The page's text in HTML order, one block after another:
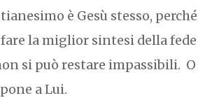
è Gesù stesso,
fare la miglior sintesi della
si può restare impassibili.
a Lui.